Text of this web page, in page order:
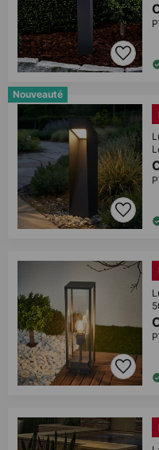
Nouveauté